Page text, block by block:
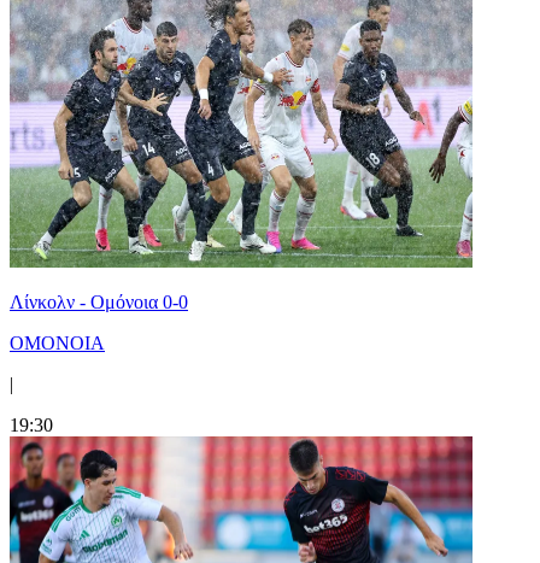
Λίνκολν - Ομόνοια 0-0
ΟΜΟΝΟΙΑ
|
19:30